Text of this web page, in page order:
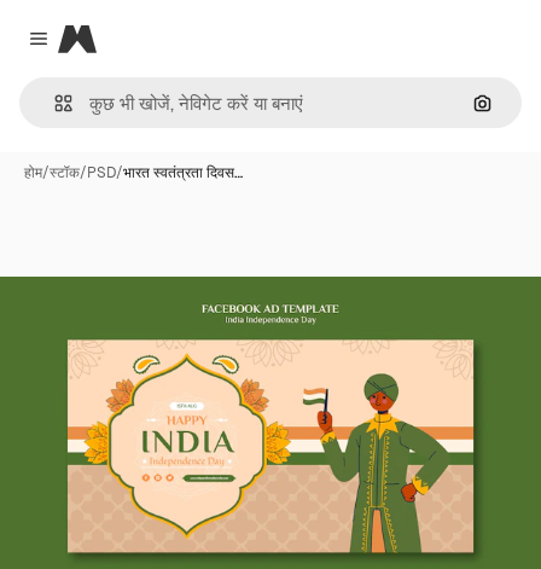
Close menu
Magnific
इमेज से
होम/स्टॉक/PSD/भारत स्वतंत्रता दिवस…